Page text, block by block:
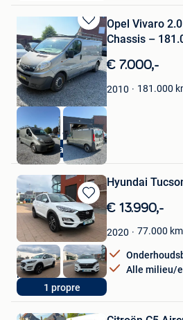
Bewaren
in
Mijn
Favorieten
Garantie
Opel Vivaro
Chassis –
€ 7.000,-
2010 181.000
AAmotors Wvl
Ingelmunster
Bewaren
in
Mijn
Favorieten
1 propre
Hyundai
€ 13.990,-
2020 77.000 km
Alle milieu/
Nico
Dilbeek